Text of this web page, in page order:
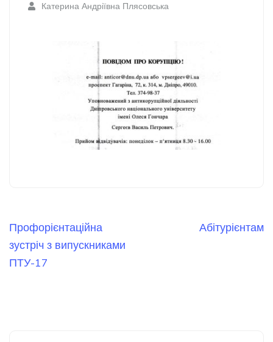
Катерина Андріївна Плясовська
Навігація
записів
Профорієнтаційна
зустріч з випускниками
ПТУ-17
Абітурієнтам